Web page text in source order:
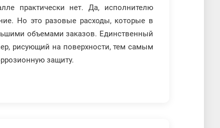
практически нет. Да, исполнителю
Но это разовые расходы, которые в
объемами заказов. Единственный
рисующий на поверхности, тем самым
защиту.